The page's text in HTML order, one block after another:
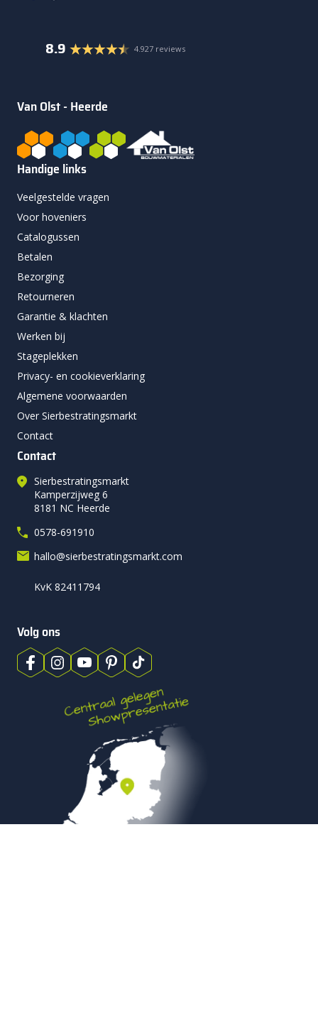
8.9 4.927 reviews
Van Olst - Heerde
Handige links
Veelgestelde vragen
Voor hoveniers
Catalogussen
Betalen
Bezorging
Retourneren
Garantie & klachten
Werken bij
Stageplekken
Privacy- en cookieverklaring
Algemene voorwaarden
Over Sierbestratingsmarkt
Contact
Contact
Sierbestratingsmarkt
Kamperzijweg 6
8181 NC Heerde
0578-691910
hallo@sierbestratingsmarkt.com
KvK 82411794
Volg ons